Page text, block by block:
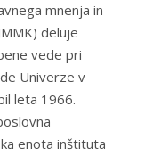
mnenja in
deluje
vede pri
Univerze v
leta 1966.
enota inštituta